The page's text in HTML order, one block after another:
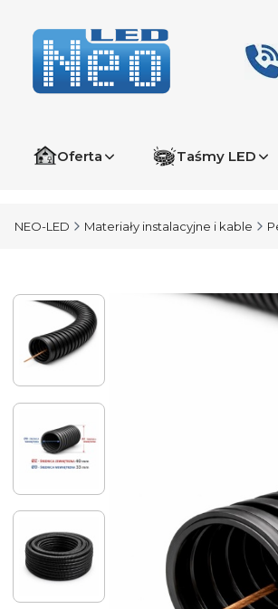
Oferta Taśmy LED
NEO-LED Materiały instalacyjne i kable